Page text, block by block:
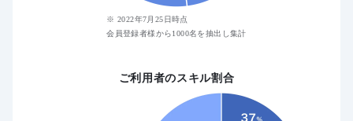
※ 2022年7月25日時点
会員登録者様から1000名を抽出し集計
ご利用者のスキル割合